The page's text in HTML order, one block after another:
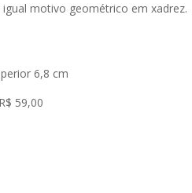
motivo geométrico em xadrez.
6,8 cm
59,00